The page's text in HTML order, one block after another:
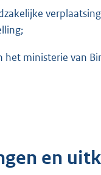
ministerie van
en